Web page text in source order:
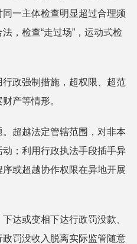
一主体检查明显超过合理频
，检查“走过场”，运动式检
政强制措施，超权限、超范
产等情形。
超越法定管辖范围，对非本
；利用行政执法手段插手异
或超越协作权限在异地开展
或变相下达行政罚没款、
罚没收入脱离实际监管随意